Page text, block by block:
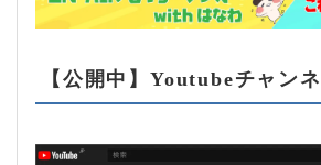
【公開中】Youtubeチャン